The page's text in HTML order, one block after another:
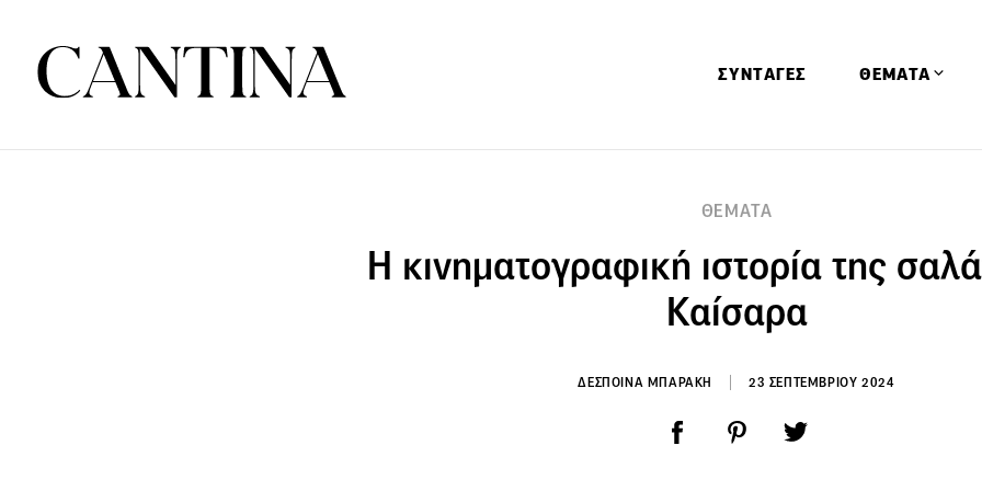
ΣΥΝΤΑΓΕΣ ΘΕΜΑΤΑ
Ειδήσεις
Έρευνες
ΘΕΜΑΤΑ
Η κινηματογραφική ιστορία της
Καίσαρα
ΔΕΣΠΟΙΝΑ ΜΠΑΡΑΚΗ 23 ΣΕΠΤΕΜΒΡΙΟΥ 2024